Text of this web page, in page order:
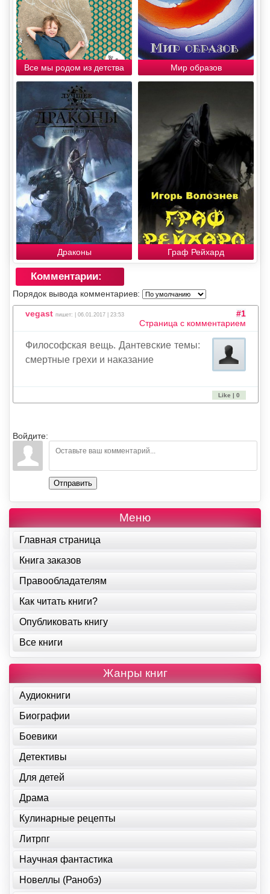
Все мы родом из детства Мир образов
Драконы Граф Рейхард
Комментарии:
Порядок вывода комментариев:
vegast пишет: | 06.01.2017 | 23:53
#1
Страница с комментарием
Философская вещь. Дантевские темы:
смертные грехи и наказание
Like | 0
Войдите:
Отправить
Меню
Главная страница
Книга заказов
Правообладателям
Как читать книги?
Опубликовать книгу
Все книги
Жанры книг
Аудиокниги
Биографии
Боевики
Детективы
Для детей
Драма
Кулинарные рецепты
Литрпг
Научная фантастика
Новеллы (Ранобэ)